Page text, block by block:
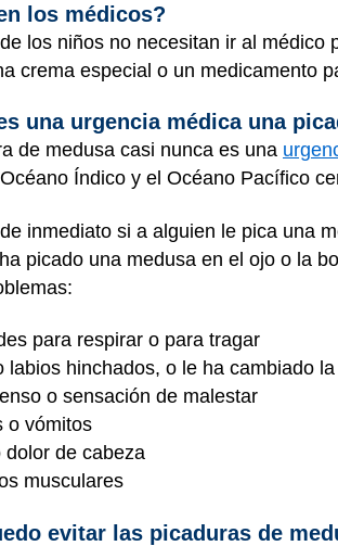
los médicos?
los niños no necesitan ir al
crema especial o un medicamento
una urgencia médica una
de medusa casi nunca es una
Índico y el Océano Pacífico
inmediato si a alguien le pica una
picado una medusa en el ojo o la
para respirar o para tragar
labios hinchados, o le ha cambiado
o sensación de malestar
o vómitos
dolor de cabeza
musculares
evitar las picaduras de